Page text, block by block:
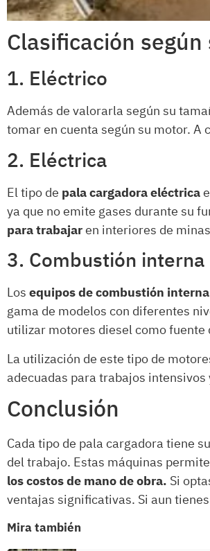
Clasificación
1. Eléctrico
Además de valorarla según su
tomar en cuenta según su motor.
2. Eléctrica
El tipo de pala cargadora eléctrica
ya que no emite gases durante su
para trabajaren interiores de
3. Combustión interna
Losequipos de combustión interna
gama de modelos con diferentes
utilizar motores diesel como fuente
La utilización de este tipo de
adecuadas para trabajos intensivos
Conclusión
Cada tipo de pala cargadora tiene
del trabajo. Estas máquinas
los costos de mano de obra. Si
ventajas significativas. Si aun
Mira también